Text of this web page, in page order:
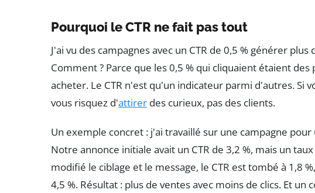
Pourquoi le CTR ne fait pas tout
J'ai vu des campagnes avec un CTR de 0,5 % générer
Comment ? Parce que les 0,5 % qui cliquaient étaient
acheter. Le CTR n'est qu'un indicateur parmi d'autres. Si
vous risquez d'attirer des curieux, pas des clients.
Un exemple concret : j'ai travaillé sur une campagne
Notre annonce initiale avait un CTR de 3,2 %, mais un
modifié le ciblage et le message, le CTR est tombé à 1,8
4,5 %. Résultat : plus de ventes avec moins de clics. Et